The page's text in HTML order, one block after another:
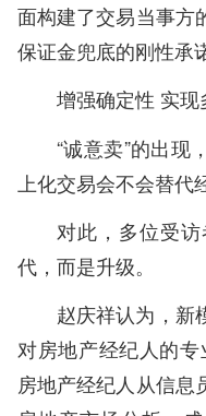
面构建了交易当事方
保证金兜底的刚性承
增强确定性 实现
“诚意卖”的出现
上化交易会不会替代
对此，多位受
代，而是升级。
赵庆祥认为，新
对房地产经纪人的
房地产经纪人从信息